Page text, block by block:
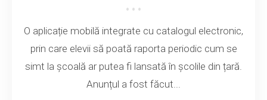
O aplicație mobilă integrate cu catalogul electronic,
prin care elevii să poată raporta periodic cum se
simt la școală ar putea fi lansată în școlile din țară.
Anunțul a fost făcut...